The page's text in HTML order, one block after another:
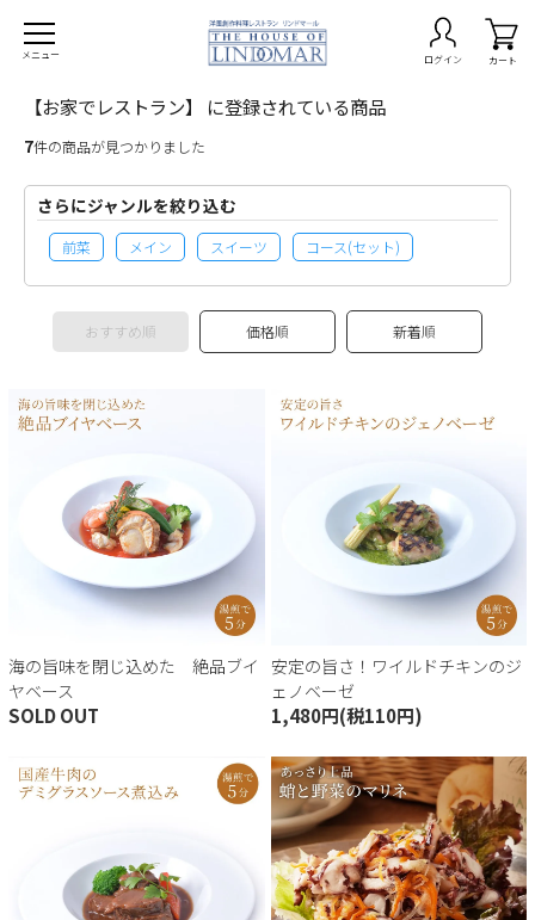
メニュー ログイン カート
-期間限定商品-
ハンバーグ
パスタ
ープ
ン
【お家でレストラン】 に登録されている商品
7件の商品が見つかりました
さらにジャンルを絞り込む
前菜 メイン スイーツ コース(セット)
おすすめ順 価格順 新着順
海の旨味を閉じ込めた 絶品ブイ
ヤベース
SOLD OUT
安定の旨さ！ワイルドチキンのジ
ェノベーゼ
1,480円(税110円)